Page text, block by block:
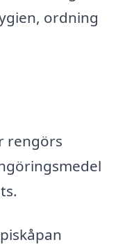
ordning
rengörs